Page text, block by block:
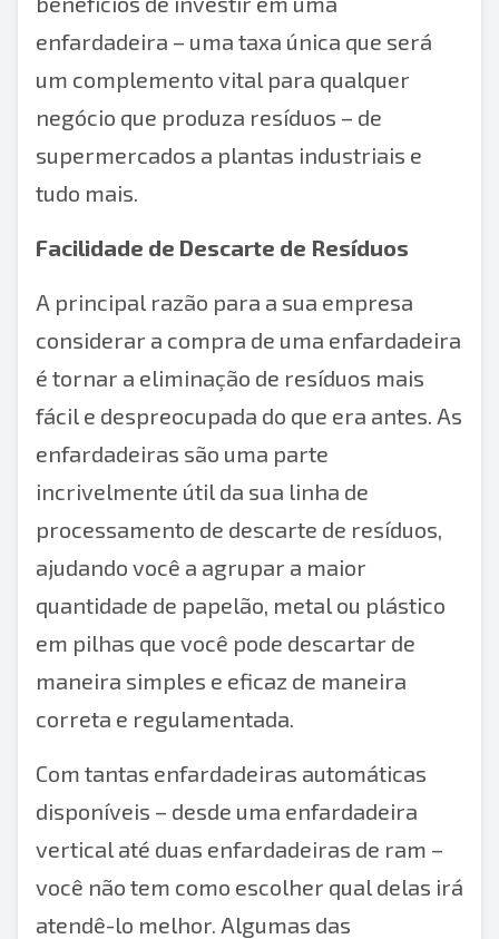
enfardadeira – uma taxa única que será
um complemento vital para qualquer
negócio que produza resíduos – de
supermercados a plantas industriais e
tudo mais.
Facilidade de Descarte de Resíduos
A principal razão para a sua empresa
considerar a compra de uma enfardadeira
é tornar a eliminação de resíduos mais
fácil e despreocupada do que era antes. As
enfardadeiras são uma parte
incrivelmente útil da sua linha de
processamento de descarte de resíduos,
ajudando você a agrupar a maior
quantidade de papelão, metal ou plástico
em pilhas que você pode descartar de
maneira simples e eficaz de maneira
correta e regulamentada.
Com tantas enfardadeiras automáticas
disponíveis – desde uma enfardadeira
vertical até duas enfardadeiras de ram –
você não tem como escolher qual delas irá
atendê-lo melhor. Algumas das